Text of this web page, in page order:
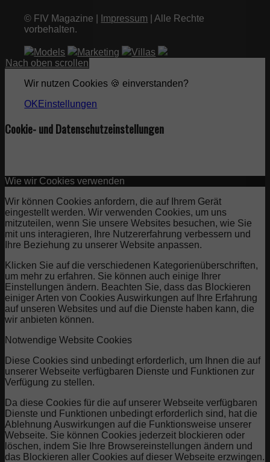
© FIV Magazine | Impressum | Alle Rechte
vorbehalten.
Models Marketing
Villas
Nach oben scrollen
Wir nutzen Cookies 🍪 einverstanden?
OK Einstellungen
Cookie- und Datenschutzeinstellungen
Wie wir Cookies verwenden
Wir können Cookies anfordern, die auf Ihrem Gerät
eingestellt werden. Wir verwenden Cookies, um uns
mitzuteilen, wenn Sie unsere Websites besuchen, wie Sie
mit uns interagieren, Ihre Nutzererfahrung verbessern und
Ihre Beziehung zu unserer Website anpassen.
Klicken Sie auf die verschiedenen Kategorienüberschriften,
um mehr zu erfahren. Sie können auch einige Ihrer
Einstellungen ändern. Beachten Sie, dass das Blockieren
einiger Arten von Cookies Auswirkungen auf Ihre Erfahrung
auf unseren Websites und auf die Dienste haben kann, die
wir anbieten können.
Notwendige Website Cookies
Diese Cookies sind unbedingt erforderlich, um Ihnen die auf
unserer Webseite verfügbaren Dienste und Funktionen zur
Verfügung zu stellen.
Da diese Cookies für die auf unserer Webseite verfügbaren
Dienste und Funktionen unbedingt erforderlich sind, hat die
Ablehnung Auswirkungen auf die Funktionsweise unserer
Webseite. Sie können Cookies jederzeit blockieren oder
löschen, indem Sie Ihre Browsereinstellungen ändern und
das Blockieren aller Cookies auf dieser Webseite erzwingen.